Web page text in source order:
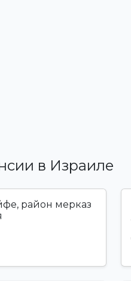
в Израиле
район мерказ